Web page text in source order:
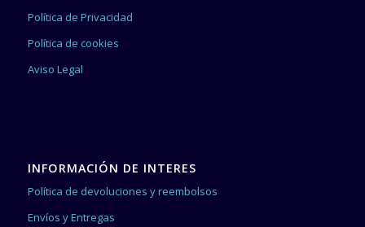
Política de Privacidad
Política de cookies
Aviso Legal
INFORMACIÓN DE INTERES
Política de devoluciones y reembolsos
Envíos y Entregas